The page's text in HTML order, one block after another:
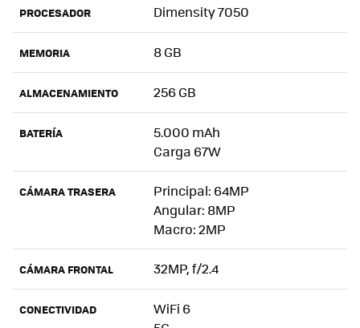
PROCESADOR Dimensity 7050
MEMORIA 8 GB
ALMACENAMIENTO 256 GB
BATERÍA
5.000 mAh
Carga 67W
CÁMARA TRASERA
Principal: 64MP
Angular: 8MP
Macro: 2MP
CÁMARA FRONTAL 32MP, f/2.4
CONECTIVIDAD
WiFi 6